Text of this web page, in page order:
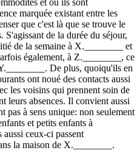
marquée existant entre les
que c'est là que se trouve le
S'agissant de la durée du séjour,
de la semaine à X.________ et
également, à Z.________, ce
De plus, quoiqu'ils en
ont noué des contacts aussi
les voisins qui prennent soin de
leurs absences. Il convient aussi
pas à sens unique: non seulement
et petits enfants à
ceux-ci passent
la maison de X.________.